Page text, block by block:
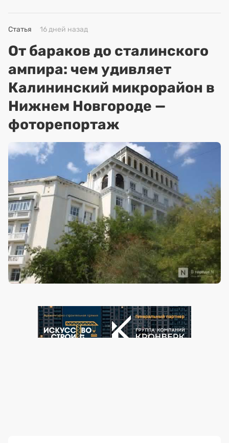
Статья 16 дней назад
От бараков до сталинского
ампира: чем удивляет
Калининский микрорайон в
Нижнем Новгороде —
фоторепортаж